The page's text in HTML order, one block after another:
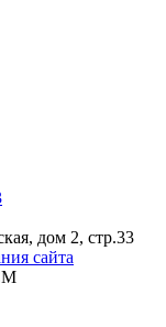
дом 2, стр.33
сайта